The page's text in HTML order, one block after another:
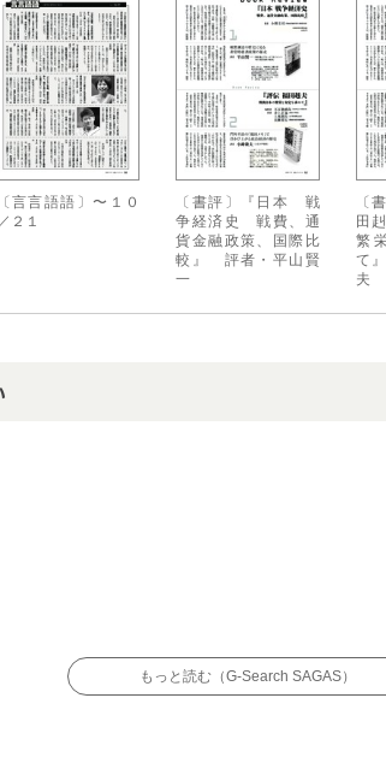
〔言言語語〕〜１０
／２１
〔書評〕『日本 戦
争経済史 戦費、通
貨金融政策、国際比
較』 評者・平山賢
一
〔
田
繁
て
夫
もっと読む（G-Search SAGAS）